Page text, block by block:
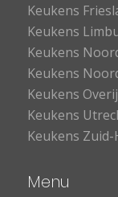
Keukens
Keukens
Keukens
Keukens
Keukens
Keukens
Keukens
Menu